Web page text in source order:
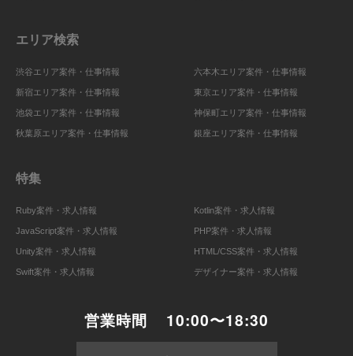
エリア検索
渋谷エリア案件・仕事情報
新宿エリア案件・仕事情報
池袋エリア案件・仕事情報
秋葉原エリア案件・仕事情報
六本木エリア案件・仕事情報
東京エリア案件・仕事情報
神保町エリア案件・仕事情報
銀座エリア案件・仕事情報
特集
Ruby案件・求人情報
JavaScript案件・求人情報
Unity案件・求人情報
Swift案件・求人情報
Kotlin案件・求人情報
PHP案件・求人情報
HTML/CSS案件・求人情報
デザイナー案件・求人情報
営業時間 10:00〜18:30